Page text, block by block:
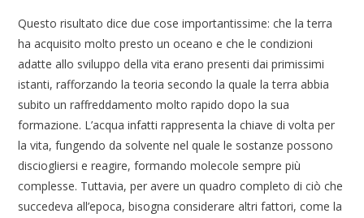
Questo risultato dice due cose importantissime: che la terra
ha acquisito molto presto un oceano e che le condizioni
adatte allo sviluppo della vita erano presenti dai primissimi
istanti, rafforzando la teoria secondo la quale la terra abbia
subito un raffreddamento molto rapido dopo la sua
formazione. L’acqua infatti rappresenta la chiave di volta per
la vita, fungendo da solvente nel quale le sostanze possono
disciogliersi e reagire, formando molecole sempre più
complesse. Tuttavia, per avere un quadro completo di ciò che
succedeva all’epoca, bisogna considerare altri fattori, come la